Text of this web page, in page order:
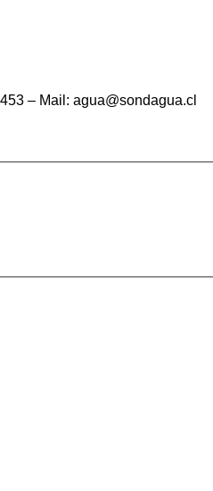
– Mail: agua@sondagua.cl